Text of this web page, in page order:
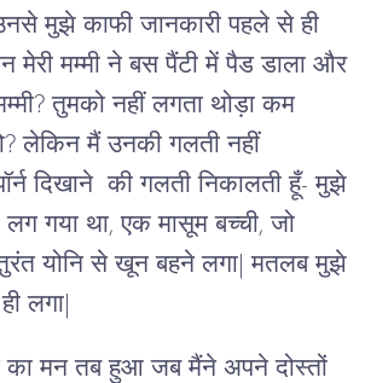
मुझे काफी जानकारी पहले से ही
मेरी मम्मी ने बस पैंटी में पैड डाला और
तुमको नहीं लगता थोड़ा कम
लेकिन मैं उनकी गलती नहीं
दिखाने की गलती निकालती हूँ- मुझे
लग गया था, एक मासूम बच्ची, जो
योनि से खून बहने लगा| मतलब मुझे
लगा|
का मन तब हुआ जब मैंने अपने दोस्तों